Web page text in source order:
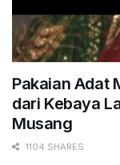
Pakaian Adat
dari Kebaya
Musang
1104 SHARES